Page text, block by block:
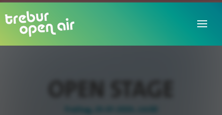
OPEN STAGE
Freitag, 25.07.2025, 14:00